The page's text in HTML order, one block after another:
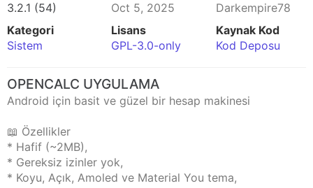
3.2.1 (54)
Oct 5, 2025
Darkempire78
Kategori
Sistem
Lisans
GPL-3.0-only
Kaynak Kod
Kod Deposu
OPENCALC UYGULAMA
Android için basit ve güzel bir hesap makinesi
📖 Özellikler
* Hafif (~2MB),
* Gereksiz izinler yok,
* Koyu, Açık, Amoled ve Material You tema,